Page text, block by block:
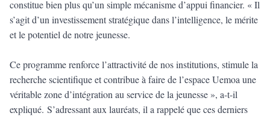
constitue bien plus qu’un simple mécanisme d’appui financier. « Il
s’agit d’un investissement stratégique dans l’intelligence, le mérite
et le potentiel de notre jeunesse.
Ce programme renforce l’attractivité de nos institutions, stimule la
recherche scientifique et contribue à faire de l’espace Uemoa une
véritable zone d’intégration au service de la jeunesse », a-t-il
expliqué. S’adressant aux lauréats, il a rappelé que ces derniers